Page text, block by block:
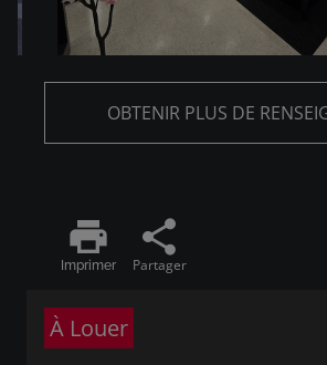
OBTENIR PLUS DE
print
Imprimer
share
Partager
À Louer